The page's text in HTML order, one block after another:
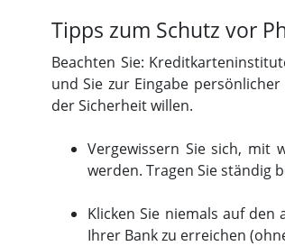
Tipps zum Schutz vor
Beachten Sie:
und Sie zur Eingabe
der Sicherheit willen.
Vergewissern Sie sich, mit
werden. Tragen Sie ständig
Klicken Sie niemals auf
Ihrer Bank zu erreichen